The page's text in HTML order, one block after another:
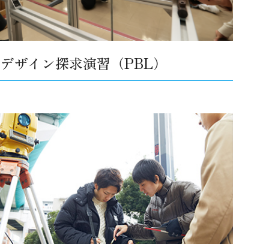
デザイン探求演習（PBL）